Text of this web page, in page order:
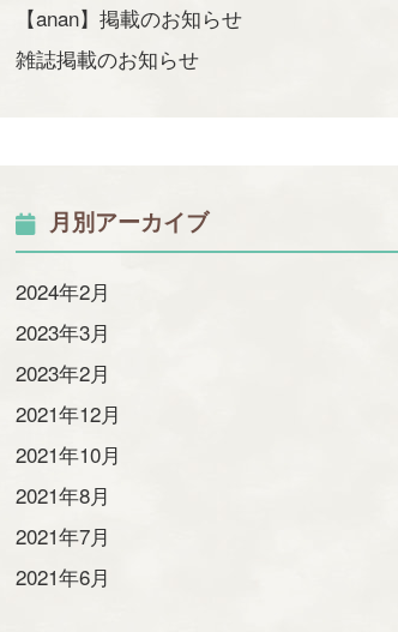
【anan】掲載のお知らせ
雑誌掲載のお知らせ
月別アーカイブ
2024年2月
2023年3月
2023年2月
2021年12月
2021年10月
2021年8月
2021年7月
2021年6月